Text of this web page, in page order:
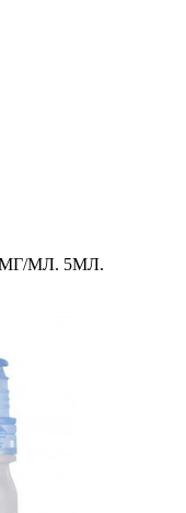
МЛ. 5МЛ.